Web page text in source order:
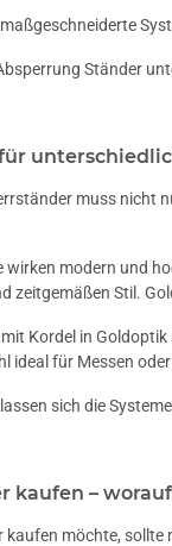
Ständer
muss nicht
wirken modern und
zeitgemäßen Stil.
Kordel in
ideal für Messen
sich die
kaufen –
kaufen möchte,